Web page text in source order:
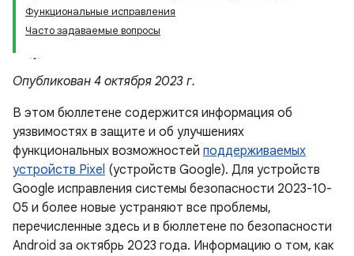
Функциональные исправления
Часто задаваемые вопросы
Опубликован 4 октября 2023 г.
В этом бюллетене содержится информация об
уязвимостях в защите и об улучшениях
функциональных возможностей поддерживаемых
устройств Pixel (устройств Google). Для устройств
Google исправления системы безопасности 2023-10-
05 и более новые устраняют все проблемы,
перечисленные здесь и в бюллетене по безопасности
Android за октябрь 2023 года. Информацию о том, как